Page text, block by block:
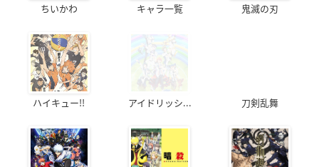
あの夏で待ってる
貴月イチカ
モーレツ宇宙海賊
グリューエル・セレ
ニティ
ちいかわ キャラ一覧 鬼滅の刃
ハイキュー!! アイドリッシ... 刀剣乱舞